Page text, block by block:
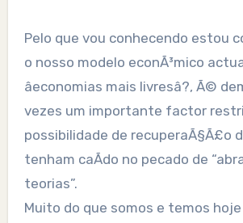
Pelo que vou conhecendo estou
o nosso modelo econÃ³mico
âeconomias mais livresâ?, Ã©
vezes um importante factor
possibilidade de recuperaÃ§Ã£o
tenham caÃ­do no pecado de
teorias”.
Muito do que somos e temos